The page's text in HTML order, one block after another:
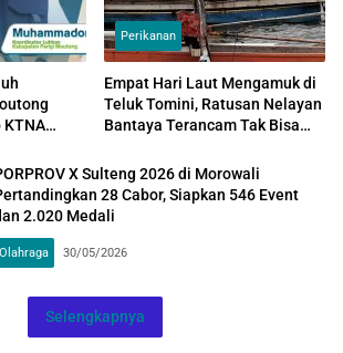
KTNA
Perikanan
Empat Hari Laut Mengamuk di
Teluk Tomini, Ratusan Nelayan
Bantaya Terancam Tak Bisa
Lebaran
X Sulteng 2026 di Morowali
28 Cabor, Siapkan 546 Event
2.020 Medali
Olahraga 30/05/2026
Selengkapnya